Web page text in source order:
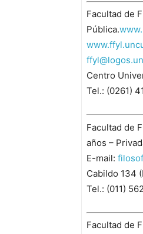
Facultad de
Pública.
Centro
Tel.: (0261)
Facultad de
años –
E-mail:
Cabildo 134
Tel.: (011)
Facultad de